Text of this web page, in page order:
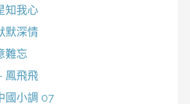
知我心
默深情
難忘
鳳飛飛
國小調 07